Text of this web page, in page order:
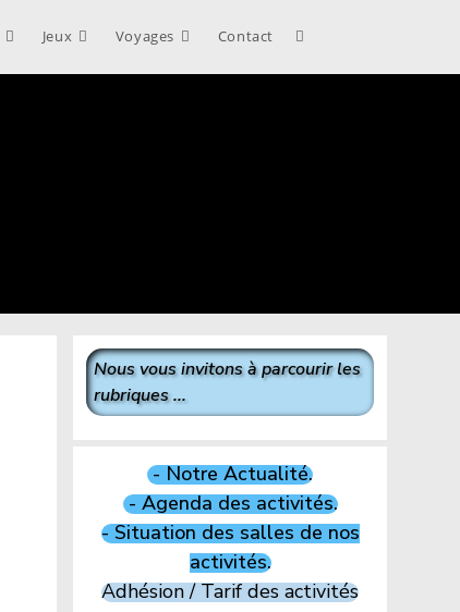
Jeux Voyages Contact Toggle
Nous vous invitons à parcourir les
rubriques ...
- Notre Actualité.
- Agenda des activités.
- Situation des salles de nos
activités.
Adhésion / Tarif des activités